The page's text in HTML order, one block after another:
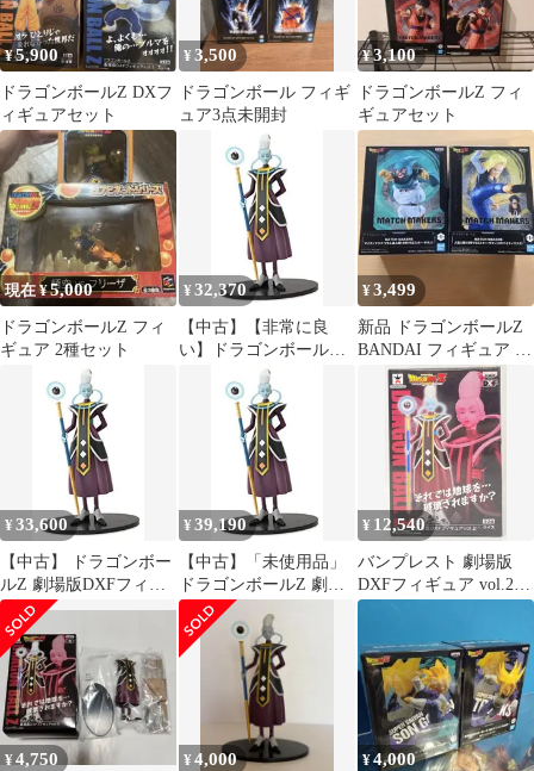
¥5,900
ドラゴンボールZ DXフ
ィギュアセット
¥3,500
ドラゴンボール フィギ
ュア3点未開封
¥3,100
ドラゴンボールZ フィ
ギュアセット
現在 ¥5,000
ドラゴンボールZ フィ
ギュア 2種セット
¥32,370
【中古】【非常に良
い】ドラゴンボールZ
劇場版DXFフィギュア
vol.2 【B.ウイス】(単
品) 9jupf8b
¥3,499
新品 ドラゴンボールZ
BANDAI フィギュア ２
¥33,600
【中古】 ドラゴンボー
ルZ 劇場版DXFフィギ
ュアvol.2 【B.ウイス】
¥39,190
【中古】「未使用品」
ドラゴンボールZ 劇場
版DXFフィギュアvol.2
（B.ウイス）(単品)
¥ 12,540
バンプレスト 劇場版
DXFフィギュア vol.2
ウイス
¥4,750 ¥4,000 ¥4,000